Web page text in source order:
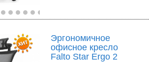
Эргономичное
офисное кресло
Falto Star Ergo 2